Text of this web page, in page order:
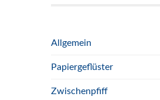
Allgemein
Papiergeflüster
Zwischenpfiff